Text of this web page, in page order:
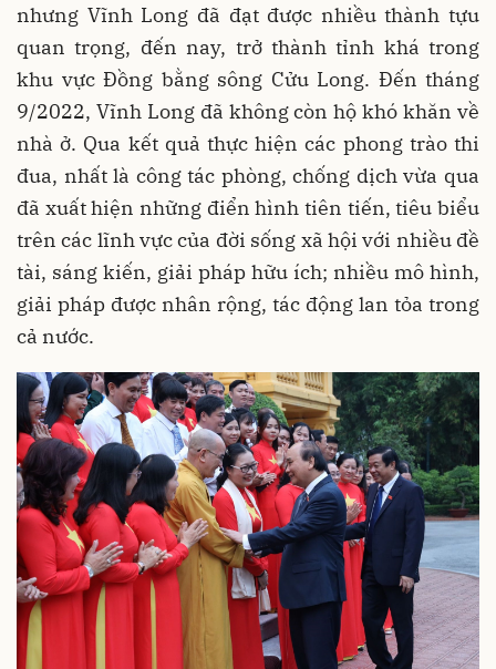
nhưng Vĩnh Long đã đạt được nhiều thành tựu
quan trọng, đến nay, trở thành tỉnh khá trong
khu vực Đồng bằng sông Cửu Long. Đến tháng
9/2022, Vĩnh Long đã không còn hộ khó khăn về
nhà ở. Qua kết quả thực hiện các phong trào thi
đua, nhất là công tác phòng, chống dịch vừa qua
đã xuất hiện những điển hình tiên tiến, tiêu biểu
trên các lĩnh vực của đời sống xã hội với nhiều đề
tài, sáng kiến, giải pháp hữu ích; nhiều mô hình,
giải pháp được nhân rộng, tác động lan tỏa trong
cả nước.